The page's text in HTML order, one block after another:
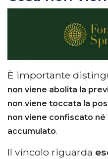
È importante
non viene abolita la
non viene toccata la
non viene confiscato
accumulato.
Il vincolo riguarda